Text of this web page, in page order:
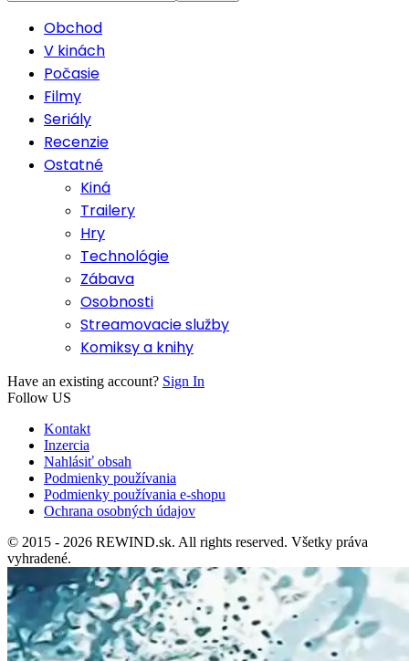
Obchod
V kinách
Počasie
Filmy
Seriály
Recenzie
Ostatné
Kiná
Trailery
Hry
Technológie
Zábava
Osobnosti
Streamovacie služby
Komiksy a knihy
Have an existing account? Sign In
Follow US
Kontakt
Inzercia
Nahlásiť obsah
Podmienky používania
Podmienky používania e-shopu
Ochrana osobných údajov
© 2015 - 2026 REWIND.sk. All rights reserved. Všetky práva
vyhradené.